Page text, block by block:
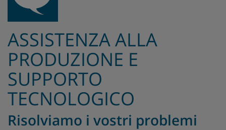
ASSISTENZA ALLA
PRODUZIONE E
SUPPORTO
TECNOLOGICO
Risolviamo i vostri problemi